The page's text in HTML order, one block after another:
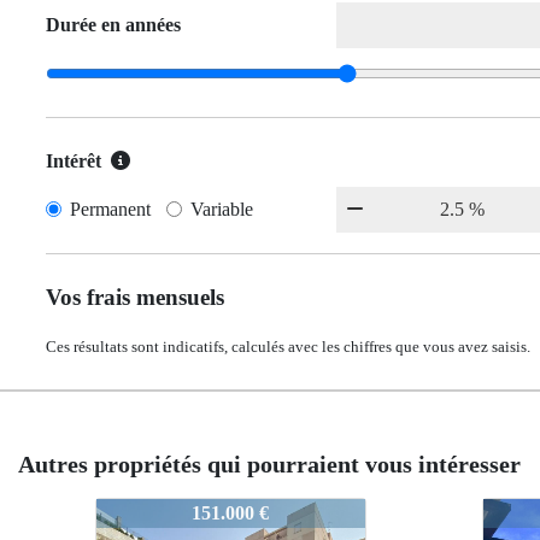
Durée en années
Intérêt
Permanent Variable
Vos frais mensuels
Ces résultats sont indicatifs, calculés avec les chiffres que vous avez saisis.
Autres propriétés qui pourraient vous intéresser
2246-4
119.900 € 2246-4
2246-4 119.900 €